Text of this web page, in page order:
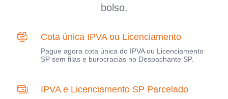
bolso.
Cota única IPVA ou Licenciamento
Pague agora cota única do IPVA ou Licenciamento
SP sem filas e burocracias no Despachante SP.
IPVA e Licenciamento SP Parcelado